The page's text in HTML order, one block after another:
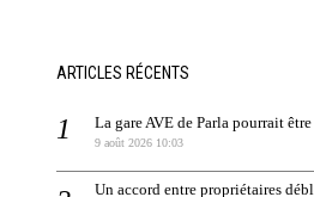
ARTICLES RÉCENTS
La gare AVE de Parla pourrait
9 août 2026 10:03
Un accord entre propriétaires